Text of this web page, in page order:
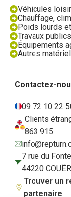
Véhicules
Chauffage,
Poids lourds
Travaux
Équipements
Autres
Contactez-
09 72 10 22
Clients
863 915
7 rue du
44220
Trouver un
partenaire